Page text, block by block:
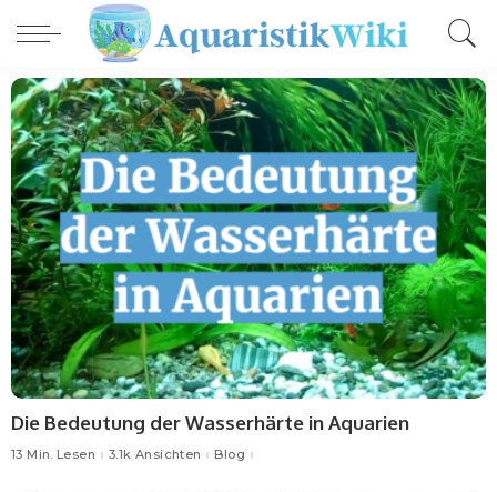
Die Bedeutung der Wasserhärte in Aquarien
13 Min. Lesen 3.1k Ansichten Blog